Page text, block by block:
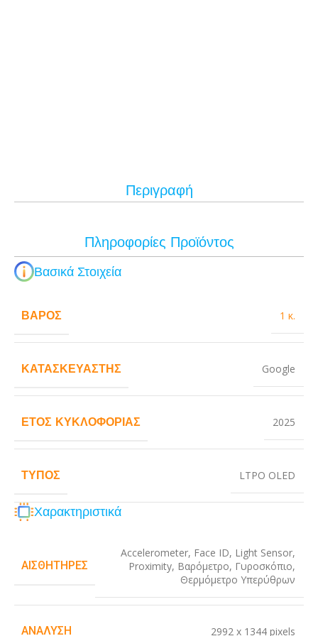
Περιγραφή
Πληροφορίες Προϊόντος
Βασικά Στοιχεία
ΒΆΡΟΣ 1 κ.
ΚΑΤΑΣΚΕΥΑΣΤΉΣ Google
ΈΤΟΣ ΚΥΚΛΟΦΟΡΊΑΣ 2025
ΤΎΠΟΣ LTPO OLED
Χαρακτηριστικά
ΑΙΣΘΗΤΉΡΕΣ
Accelerometer, Face ID, Light Sensor,
Proximity, Βαρόμετρο, Γυροσκόπιο,
Θερμόμετρο Υπερύθρων
ΑΝΆΛΥΣΗ 2992 x 1344 pixels